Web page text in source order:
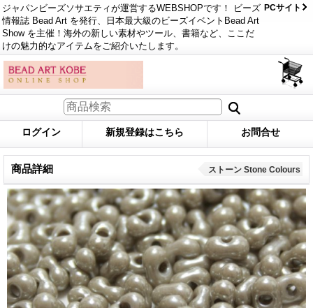
ジャパンビーズソサエティが運営するWEBSHOPです！ ビーズ
情報誌 Bead Art を発行、日本最大級のビーズイベントBead Art
Show を主催！海外の新しい素材やツール、書籍など、ここだ
けの魅力的なアイテムをご紹介いたします。
PCサイト
ログイン 新規登録はこちら お問合せ
商品詳細 ストーン Stone Colours